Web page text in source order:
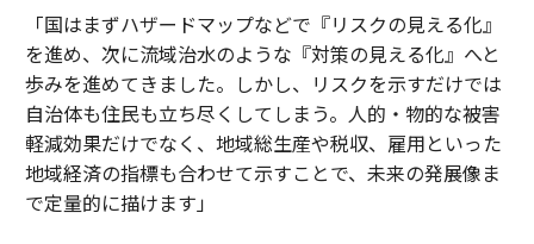
「国はまずハザードマップなどで『リスクの見える化』
を進め、次に流域治水のような『対策の見える化』へと
歩みを進めてきました。しかし、リスクを示すだけでは
自治体も住民も立ち尽くしてしまう。人的・物的な被害
軽減効果だけでなく、地域総生産や税収、雇用といった
地域経済の指標も合わせて示すことで、未来の発展像ま
で定量的に描けます」